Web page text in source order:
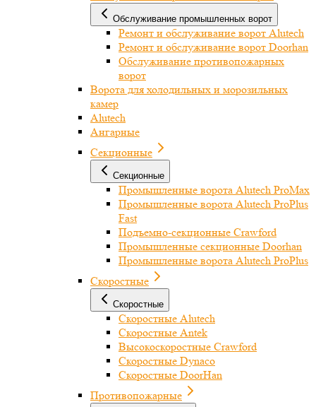
Обслуживание промышленных ворот
Ремонт и обслуживание ворот Alutech
Ремонт и обслуживание ворот Doorhan
Обслуживание противопожарных
ворот
Ворота для холодильных и морозильных
камер
Alutech
Ангарные
Секционные
Секционные
Промышленные ворота Alutech ProMax
Промышленные ворота Alutech ProPlus
Fast
Подъемно-секционные Crawford
Промышленные секционные Doorhan
Промышленные ворота Alutech ProPlus
Скоростные
Скоростные
Скоростные Alutech
Скоростные Antek
Высокоскоростные Crawford
Скоростные Dynaco
Скоростные DoorHan
Противопожарные